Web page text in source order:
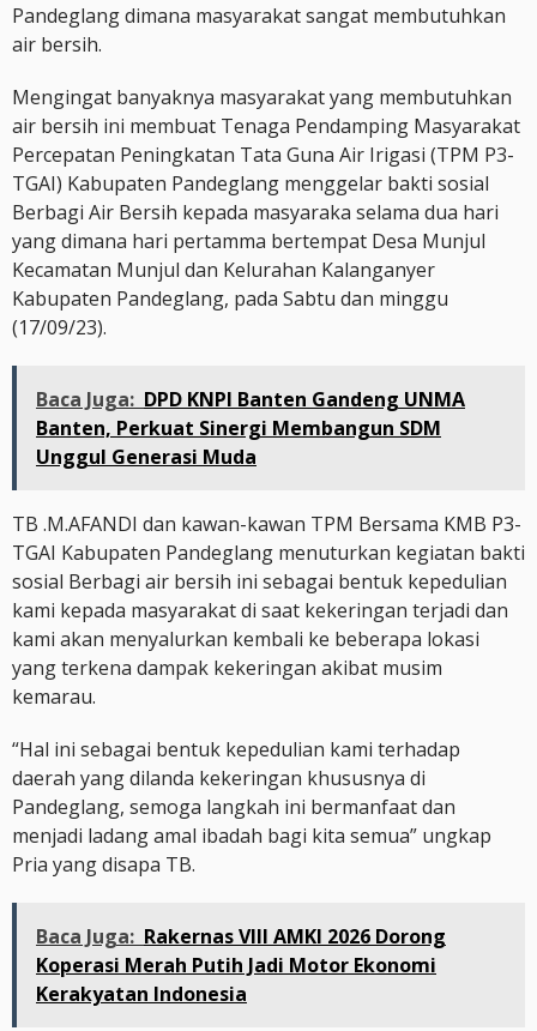
Pandeglang dimana masyarakat sangat membutuhkan
air bersih.
Mengingat banyaknya masyarakat yang membutuhkan
air bersih ini membuat Tenaga Pendamping Masyarakat
Percepatan Peningkatan Tata Guna Air Irigasi (TPM P3-
TGAI) Kabupaten Pandeglang menggelar bakti sosial
Berbagi Air Bersih kepada masyaraka selama dua hari
yang dimana hari pertamma bertempat Desa Munjul
Kecamatan Munjul dan Kelurahan Kalanganyer
Kabupaten Pandeglang, pada Sabtu dan minggu
(17/09/23).
Baca Juga: DPD KNPI Banten Gandeng UNMA
Banten, Perkuat Sinergi Membangun SDM
Unggul Generasi Muda
TB .M.AFANDI dan kawan-kawan TPM Bersama KMB P3-
TGAI Kabupaten Pandeglang menuturkan kegiatan bakti
sosial Berbagi air bersih ini sebagai bentuk kepedulian
kami kepada masyarakat di saat kekeringan terjadi dan
kami akan menyalurkan kembali ke beberapa lokasi
yang terkena dampak kekeringan akibat musim
kemarau.
“Hal ini sebagai bentuk kepedulian kami terhadap
daerah yang dilanda kekeringan khususnya di
Pandeglang, semoga langkah ini bermanfaat dan
menjadi ladang amal ibadah bagi kita semua” ungkap
Pria yang disapa TB.
Baca Juga: Rakernas VIII AMKI 2026 Dorong
Koperasi Merah Putih Jadi Motor Ekonomi
Kerakyatan Indonesia